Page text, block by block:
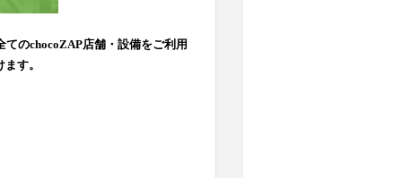
てのchocoZAP店舗・設備をご利用
す。